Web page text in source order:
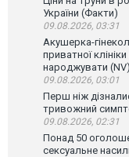
України (Факти)
09.08.2026, 03:31
Акушерка-
приватної
народжувати (NV)
09.08.2026, 03:01
Перш ніж
тривожний
09.08.2026, 02:31
Понад 50
сексуальне